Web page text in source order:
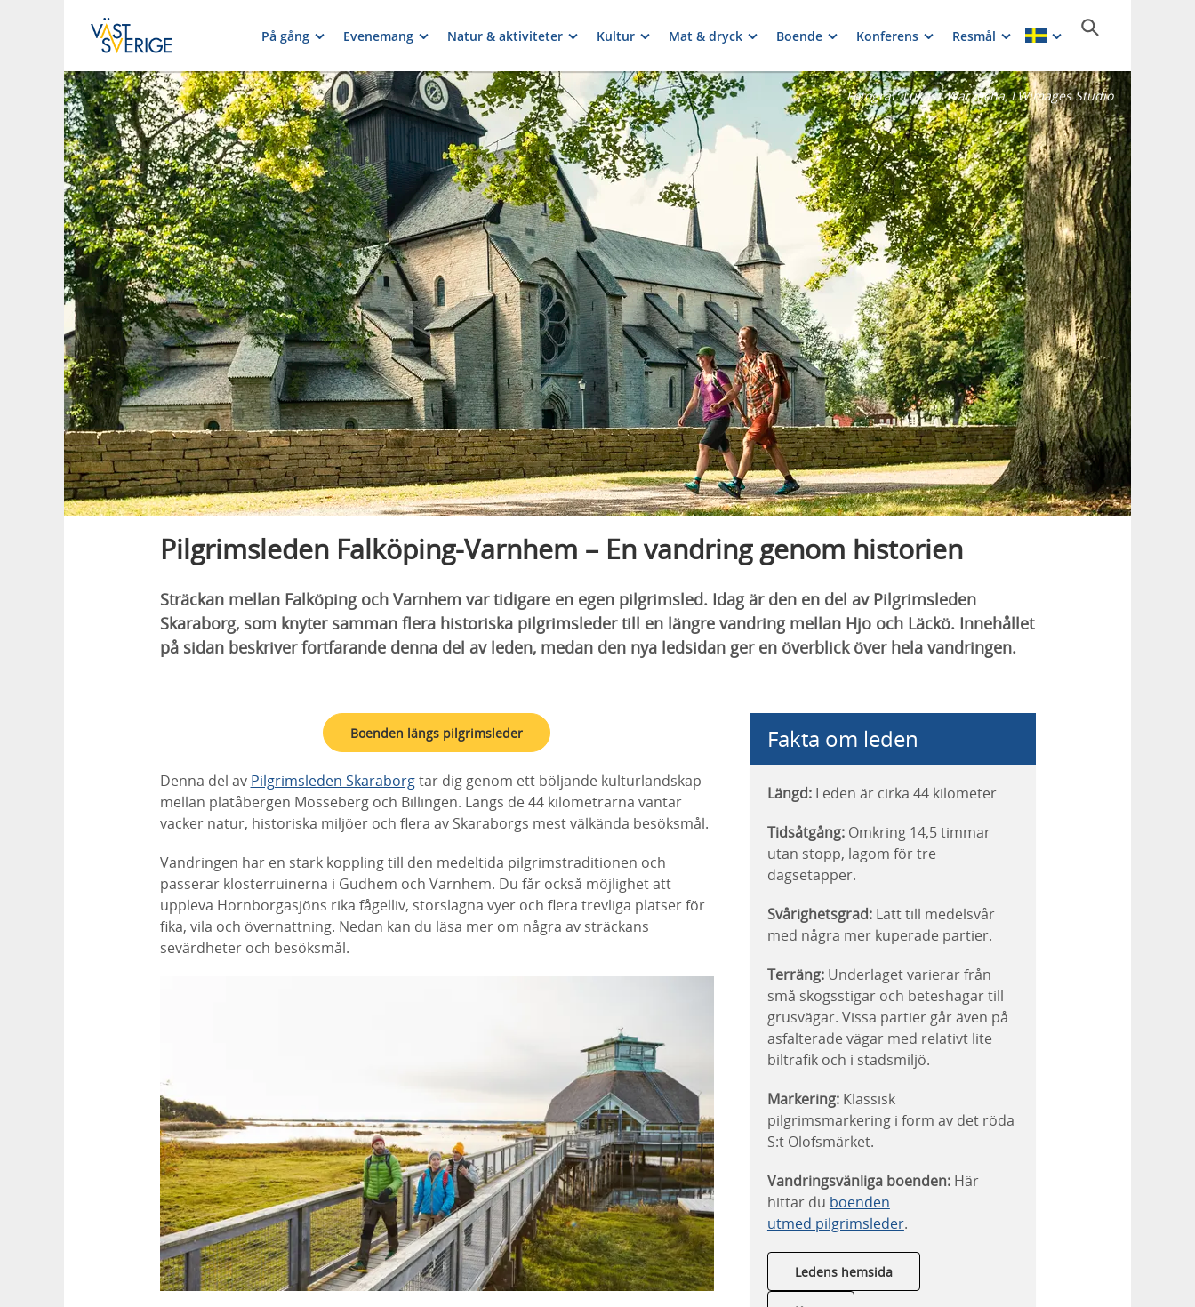
På gång Evenemang Natur & aktiviteter Kultur Mat & dryck Boende Konferens Resmål
Fotograf:Lukasz Warzecha, LWimages Studio
Pilgrimsleden Falköping-Varnhem – En vandring genom historien
Sträckan mellan Falköping och Varnhem var tidigare en egen pilgrimsled. Idag är den en del av Pilgrimsleden
Skaraborg, som knyter samman flera historiska pilgrimsleder till en längre vandring mellan Hjo och Läckö. Innehållet
på sidan beskriver fortfarande denna del av leden, medan den nya ledsidan ger en överblick över hela vandringen.
Boenden längs pilgrimsleder
Denna del av Pilgrimsleden Skaraborgtar dig genom ett böljande kulturlandskap
mellan platåbergen Mösseberg och Billingen. Längs de 44 kilometrarna väntar
vacker natur, historiska miljöer och flera av Skaraborgs mest välkända besöksmål.
Vandringen har en stark koppling till den medeltida pilgrimstraditionen och
passerar klosterruinerna i Gudhem och Varnhem. Du får också möjlighet att
uppleva Hornborgasjöns rika fågelliv, storslagna vyer och flera trevliga platser för
fika, vila och övernattning. Nedan kan du läsa mer om några av sträckans
sevärdheter och besöksmål.
Fakta om leden
Längd:Leden är cirka 44 kilometer
Tidsåtgång:Omkring 14,5 timmar
utan stopp, lagom för tre
dagsetapper.
Svårighetsgrad:Lätt till medelsvår
med några mer kuperade partier.
Terräng:Underlaget varierar från
små skogsstigar och beteshagar till
grusvägar. Vissa partier går även på
asfalterade vägar med relativt lite
biltrafik och i stadsmiljö.
Markering:Klassisk
pilgrimsmarkering i form av det röda
S:t Olofsmärket.
Vandringsvänliga boenden:Här
hittar du boenden
utmed pilgrimsleder.
Ledens hemsida